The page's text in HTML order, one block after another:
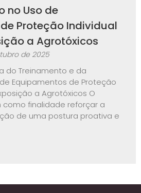
no Uso de
Proteção Individual
a Agrotóxicos
de 2025
do Treinamento e da
Equipamentos de Proteção
a Agrotóxicos O
finalidade reforçar a
de uma postura proativa e